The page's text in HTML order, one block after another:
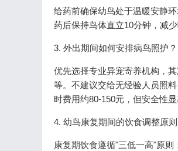
给药前确保幼鸟处于温暖安静
药后保持鸟体直立10分钟，减
3. 外出期间如何安排病鸟照护？
优先选择专业异宠寄养机构，
等。不建议交给无经验人员照
时费用约80-150元，但安全性显
4. 幼鸟康复期间的饮食调整原则
康复期饮食遵循"三低一高"原